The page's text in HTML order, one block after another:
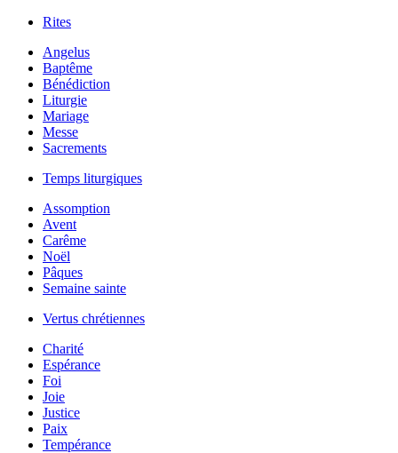
Rites
Angelus
Baptême
Bénédiction
Liturgie
Mariage
Messe
Sacrements
Temps liturgiques
Assomption
Avent
Carême
Noël
Pâques
Semaine sainte
Vertus chrétiennes
Charité
Espérance
Foi
Joie
Justice
Paix
Tempérance